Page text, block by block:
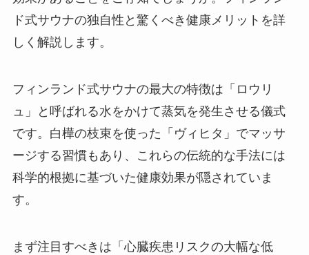
ド式サウナの独自性と驚くべき健康メリットを詳
しく解説します。
フィンランド式サウナの最大の特徴は「ロウリ
ュ」と呼ばれる水をかけて蒸気を発生させる儀式
です。白樺の枝束を使った「ヴィヒタ」でマッサ
ージする習慣もあり、これらの伝統的な手法には
科学的根拠に基づいた健康効果が隠されていま
す。
まず注目すべきは「心臓疾患リスクの大幅な低